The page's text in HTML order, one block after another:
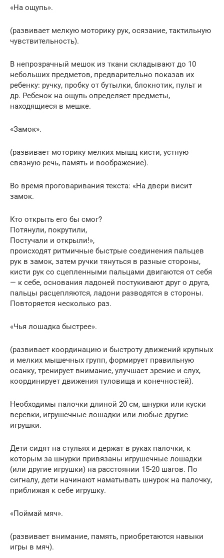
«На ощупь».
(развивает мелкую моторику рук, осязание, тактильную
чувствительность).
В непрозрачный мешок из ткани складывают до 10
небольших предметов, предварительно показав их
ребенку: ручку, пробку от бутылки, блокнотик, пульт и
др. Ребенок на ощупь определяет предметы,
находящиеся в мешке.
«Замок».
(развивает моторику мелких мышц кисти, устную
связную речь, память и воображение).
Во время проговаривания текста: «На двери висит
замок.
Кто открыть его бы смог?
Потянули, покрутили,
Постучали и открыли!»,
происходят ритмичные быстрые соединения пальцев
рук в замок, затем ручки тянуться в разные стороны,
кисти рук со сцепленными пальцами двигаются от себя
— к себе, основания ладоней постукивают друг о друга,
пальцы расцепляются, ладони разводятся в стороны.
Повторяется несколько раз.
«Чья лошадка быстрее».
(развивает координацию и быстроту движений крупных
и мелких мышечных групп, формирует правильную
осанку, тренирует внимание, улучшает зрение и слух,
координирует движения туловища и конечностей).
Необходимы палочки длиной 20 см, шнурки или куски
веревки, игрушечные лошадки или любые другие
игрушки.
Дети сидят на стульях и держат в руках палочки, к
которым за шнурки привязаны игрушечные лошадки
(или другие игрушки) на расстоянии 15-20 шагов. По
сигналу, дети начинают наматывать шнурок на палочку,
приближая к себе игрушку.
«Поймай мяч».
(развивает внимание, память, приобретаются навыки
игры в мяч).